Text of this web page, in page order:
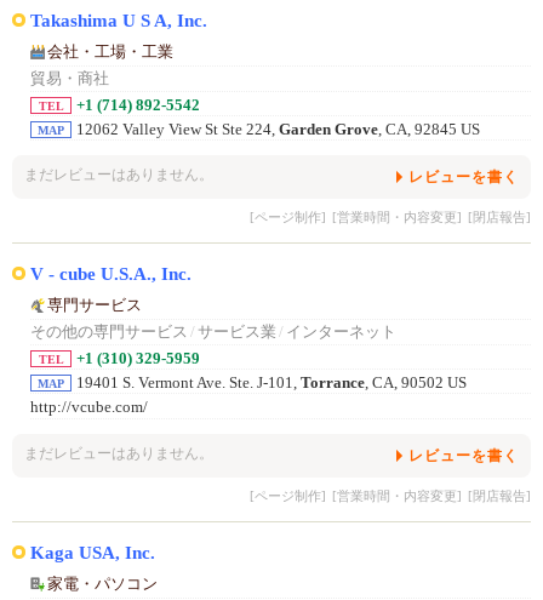
Takashima U S A, Inc.
会社・工場・工業
貿易・商社
TEL +1 (714) 892-5542
MAP 12062 Valley View St Ste 224, Garden Grove, CA, 92845 US
まだレビューはありません。 レビューを書く
[ページ制作] [営業時間・内容変更] [閉店報告]
V - cube U.S.A., Inc.
専門サービス
その他の専門サービス / サービス業 / インターネット
TEL +1 (310) 329-5959
MAP 19401 S. Vermont Ave. Ste. J-101, Torrance, CA, 90502 US
http://vcube.com/
まだレビューはありません。 レビューを書く
[ページ制作] [営業時間・内容変更] [閉店報告]
Kaga USA, Inc.
家電・パソコン